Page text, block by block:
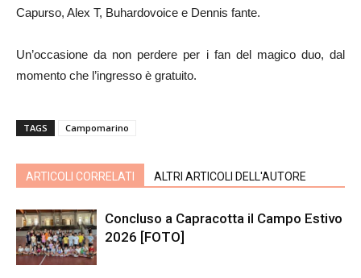
Capurso, Alex T, Buhardovoice e Dennis fante.
Un’occasione da non perdere per i fan del magico duo, dal
momento che l’ingresso è gratuito.
TAGS Campomarino
ARTICOLI CORRELATI ALTRI ARTICOLI DELL'AUTORE
Concluso a Capracotta il Campo Estivo
2026 [FOTO]